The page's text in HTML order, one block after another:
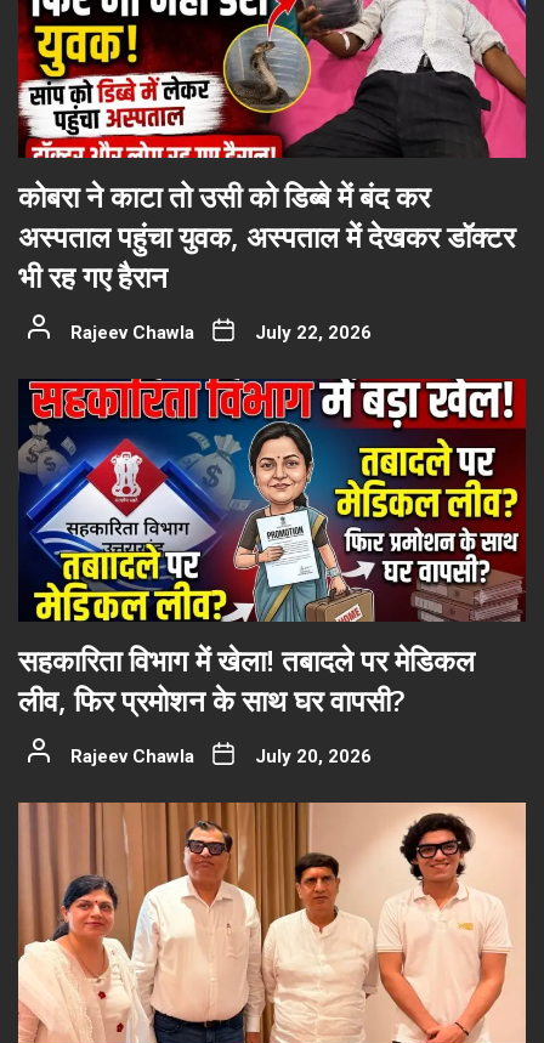
कोबरा ने काटा तो उसी को डिब्बे में बंद कर
अस्पताल पहुंचा युवक, अस्पताल में देखकर डॉक्टर
भी रह गए हैरान
Rajeev Chawla July 22, 2026
सहकारिता विभाग में खेला! तबादले पर मेडिकल
लीव, फिर प्रमोशन के साथ घर वापसी?
Rajeev Chawla July 20, 2026